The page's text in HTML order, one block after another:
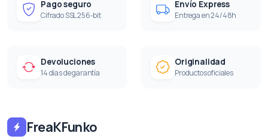
Pago seguro
Cifrado SSL 256-bit
Envío Express
Entrega en 24/48h
Devoluciones
14 días de garantía
Originalidad
Productos oficiales
FreaKFunko